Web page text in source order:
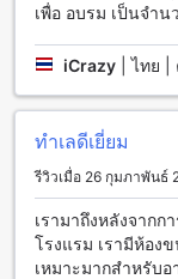
สิ่งอำนวยความสะ
โรงแรมมรกต ให้บ
บริการที่ห้องกาแฟ
ความสะดวกสบาย
ที่จะทำให้ท่านรับป
โรงแรมยังมีบริกา
เลือกได้ตามความ
บริการ
เพื่อ อบรม เป็นจำ
iCrazy |ไทย |
ทำเลดีเยี่ยม
รีวิวเมื่อ 26 กุมภาพันธ์
เรามาถึงหลังจาก
โรงแรม เรามีห้อง
เหมาะมากสำหรับ